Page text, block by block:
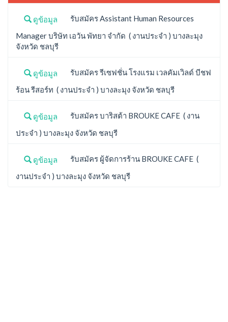
ดูข้อมูล
รับสมัคร Assistant Human Resources
Manager บริษัท เอวัน พัทยา จำกัด ( งานประจำ ) บางละมุง
จังหวัด ชลบุรี
ดูข้อมูล
รับสมัคร รีเซฟชั่น โรงแรม เวลคัมเวิลด์ บีชฟ
ร้อน รีสอร์ท ( งานประจำ ) บางละมุง จังหวัด ชลบุรี
ดูข้อมูล
รับสมัคร บาริสต้า BROUKE CAFE ( งาน
ประจำ ) บางละมุง จังหวัด ชลบุรี
ดูข้อมูล
รับสมัคร ผู้จัดการร้าน BROUKE CAFE (
งานประจำ ) บางละมุง จังหวัด ชลบุรี